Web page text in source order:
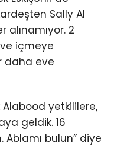
Sally Al
alınamıyor. 2
içmeye
daha eve
yetkililere,
geldik. 16
bulun” diye